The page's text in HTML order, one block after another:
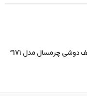
چرمسال مدل 171”